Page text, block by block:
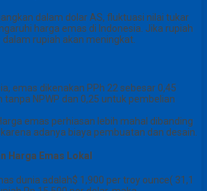
dalam dolar AS, fluktuasi nilai tukar
harga emas di Indonesia. Jika rupiah
rupiah akan meningkat.
emas dikenakan PPh 22 sebesar 0,45
tanpa NPWP dan 0,25 untuk pembelian
emas perhiasan lebih mahal dibanding
adanya biaya pembuatan dan desain.
Harga Emas Lokal
dunia adalah$ 1,900 per troy ounce( 31,1